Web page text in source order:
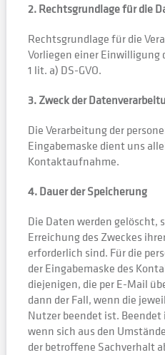
2. Rechtsgrundlage für die
Rechtsgrundlage für die
Vorliegen einer Einwilligung
1 lit. a) DS-GVO.
3. Zweck der
Die Verarbeitung der
Eingabemaske dient uns
Kontaktaufnahme.
4. Dauer der Speicherung
Die Daten werden gelöscht,
Erreichung des Zweckes
erforderlich sind. Für die
der Eingabemaske des
diejenigen, die per E-Mail
dann der Fall, wenn die
Nutzer beendet ist.
wenn sich aus den
der betroffene Sachverhalt